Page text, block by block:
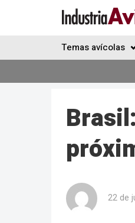
Temas avícolas
22 de